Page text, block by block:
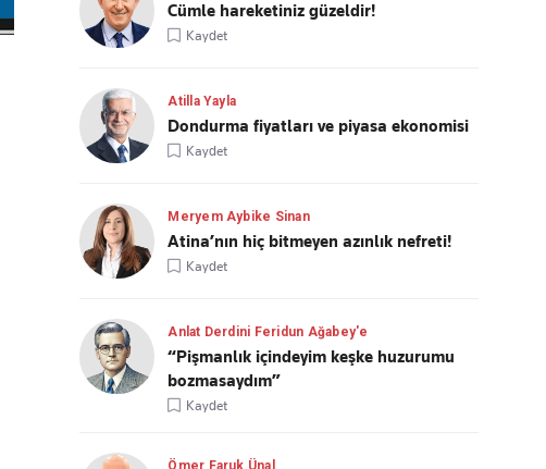
Cümle hareketiniz güzeldir!
Kaydet
Atilla Yayla
Dondurma fiyatları ve piyasa ekonomisi
Kaydet
Meryem Aybike Sinan
Atina’nın hiç bitmeyen azınlık nefreti!
Kaydet
Anlat Derdini Feridun Ağabey'e
“Pişmanlık içindeyim keşke huzurumu
bozmasaydım”
Kaydet
Ömer Faruk Ünal